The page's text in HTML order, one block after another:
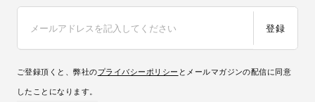
登録
ご登録頂くと、弊社のプライバシーポリシー とメールマガジンの配信に同意
したことになります。